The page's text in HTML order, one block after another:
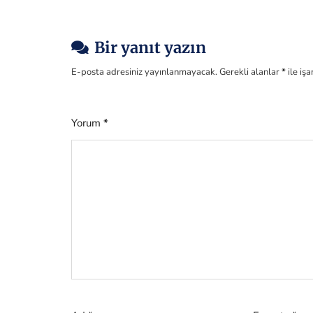
Bir yanıt yazın
E-posta adresiniz yayınlanmayacak.Gerekli alanlar* ile
Yorum *